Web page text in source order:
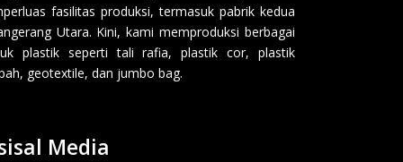
fasilitas produksi, termasuk pabrik kedua
Utara. Kini, kami memproduksi berbagai
plastik seperti tali rafia, plastik cor, plastik
geotextile, dan jumbo bag.
Media